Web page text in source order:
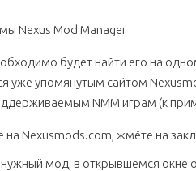
Nexus Mod Manager
будет найти его на
уже упомянутым сайтом
NMM играм (к
на Nexusmods.com, жмёте на
мод, в открывшемся окне